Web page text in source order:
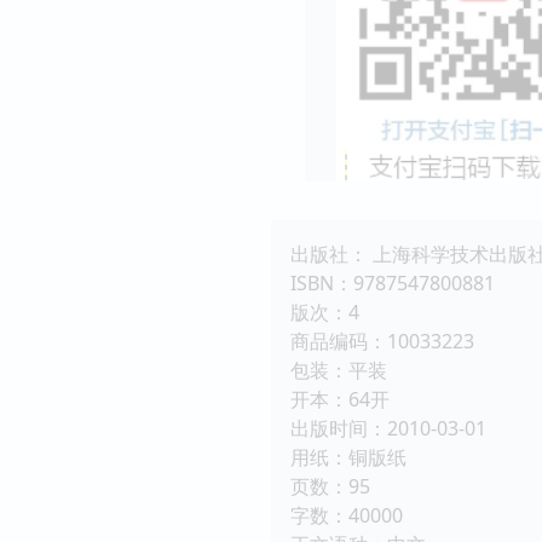
出版社： 上海科学技术出版
ISBN：9787547800881
版次：4
商品编码：10033223
包装：平装
开本：64开
出版时间：2010-03-01
用纸：铜版纸
页数：95
字数：40000